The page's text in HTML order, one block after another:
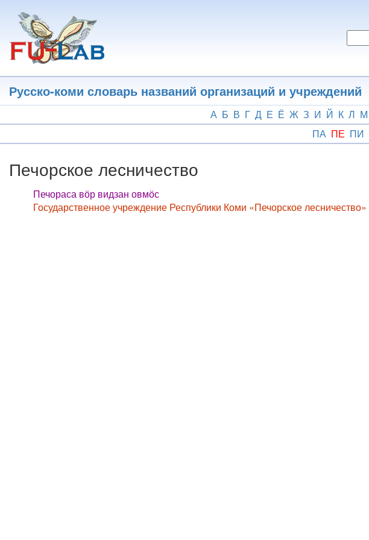
основному
содержанию
Русско-коми словарь названий организаций и учреждений
А Б В Г Д Е Ё Ж З И Й К Л М
ПА ПЕ ПИ
Печорское лесничество
Печораса вӧр видзан овмӧс
Государственное учреждение Республики Коми «Печорское лесничество»